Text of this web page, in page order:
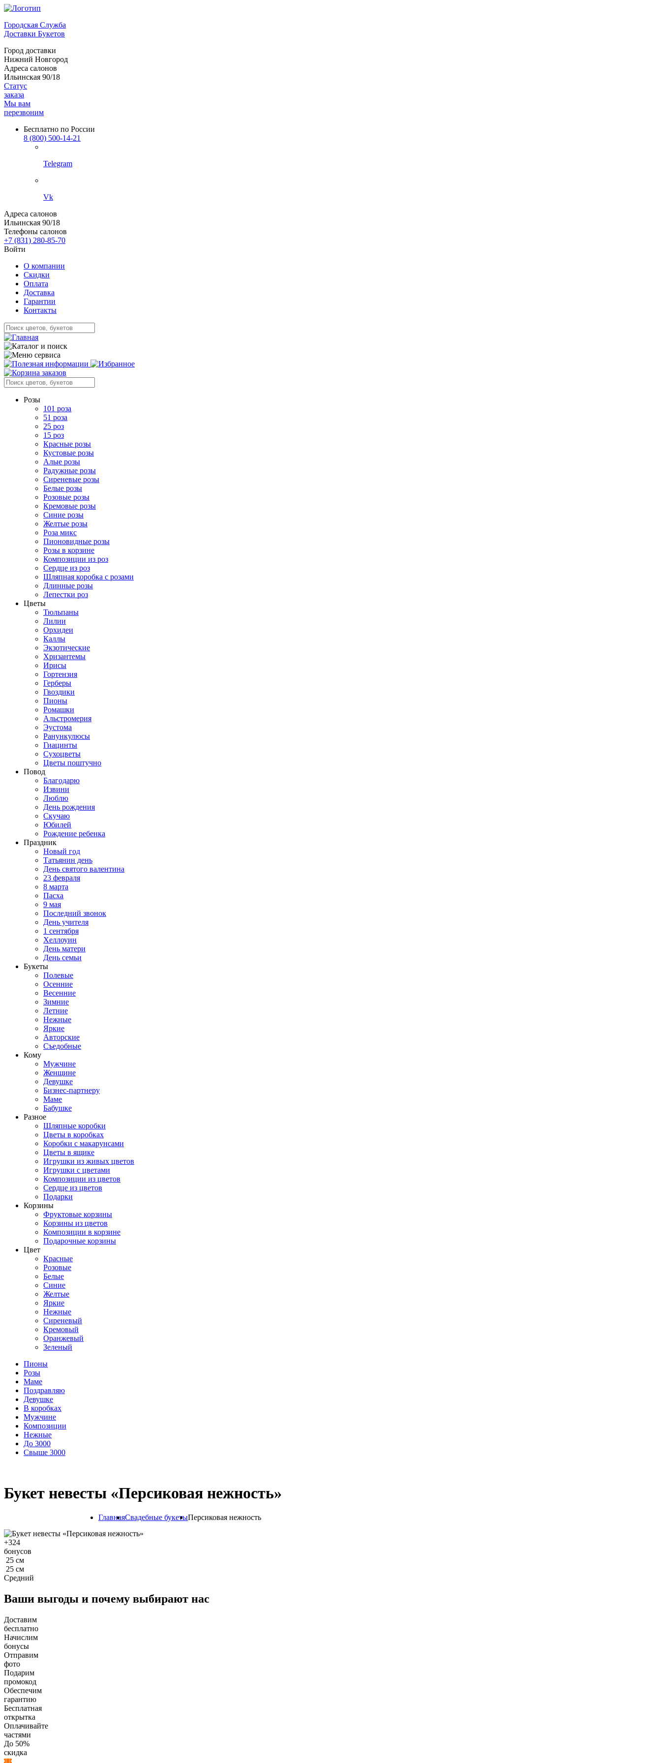
Городская Служба
Доставки Букетов
Город доставки
Нижний Новгород
Адреса салонов
Ильинская 90/18
Статус
заказа
Мы вам
перезвоним
Бесплатно по России
8 (800) 500-14-21
Telegram
Vk
Адреса салонов
Ильинская 90/18
Телефоны салонов
+7 (831) 280-85-70
Войти
О компании
Скидки
Оплата
Доставка
Гарантии
Контакты
Розы
101 роза
51 роза
25 роз
15 роз
Красные розы
Кустовые розы
Алые розы
Радужные розы
Сиреневые розы
Белые розы
Розовые розы
Кремовые розы
Синие розы
Желтые розы
Роза микс
Пионовидные розы
Розы в корзине
Композиции из роз
Сердце из роз
Шляпная коробка с розами
Длинные розы
Лепестки роз
Цветы
Тюльпаны
Лилии
Орхидеи
Каллы
Экзотические
Хризантемы
Ирисы
Гортензия
Герберы
Гвоздики
Пионы
Ромашки
Альстромерия
Эустома
Ранункулюсы
Гиацинты
Сухоцветы
Цветы поштучно
Повод
Благодарю
Извини
Люблю
День рождения
Скучаю
Юбилей
Рождение ребенка
Праздник
Новый год
Татьянин день
День святого валентина
23 февраля
8 марта
Пасха
9 мая
Последний звонок
День учителя
1 сентября
Хеллоуин
День матери
День семьи
Букеты
Полевые
Осенние
Весенние
Зимние
Летние
Нежные
Яркие
Авторские
Съедобные
Кому
Мужчине
Женщине
Девушке
Бизнес-партнеру
Маме
Бабушке
Разное
Шляпные коробки
Цветы в коробках
Коробки с макарунсами
Цветы в ящике
Игрушки из живых цветов
Игрушки с цветами
Композиции из цветов
Сердце из цветов
Подарки
Корзины
Фруктовые корзины
Корзины из цветов
Композиции в корзине
Подарочные корзины
Цвет
Красные
Розовые
Белые
Синие
Желтые
Яркие
Нежные
Сиреневый
Кремовый
Оранжевый
Зеленый
Пионы
Розы
Маме
Поздравляю
Девушке
В коробках
Мужчине
Композиции
Нежные
До 3000
Свыше 3000
Букет невесты «Персиковая нежность»
ГлавнаяСвадебные букетыПерсиковая нежность
+324
бонусов
25 см
25 см
Средний
Ваши выгоды и почему выбирают нас
Доставим
бесплатно
Начислим
бонусы
Отправим
фото
Подарим
промокод
Обеспечим
гарантию
Бесплатная
открытка
Оплачивайте
частями
До 50%
скидка